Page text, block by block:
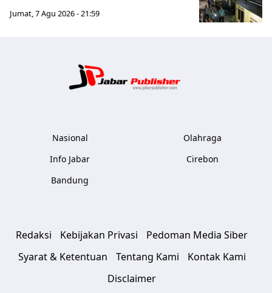
Jumat, 7 Agu 2026 - 21:59
Nasional
Info Jabar
Bandung
Olahraga
Cirebon
Redaksi Kebijakan Privasi
Pedoman Media Siber
Syarat & Ketentuan
Tentang Kami
Kontak Kami
Disclaimer